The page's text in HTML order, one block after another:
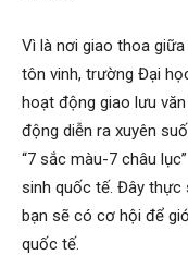
Vì là nơi giao thoa
tôn vinh, trường Đại
hoạt động giao lưu
động diễn ra xuyên
“7 sắc màu-7 châu
sinh quốc tế. Đây thực
bạn sẽ có cơ hội để
quốc tế.